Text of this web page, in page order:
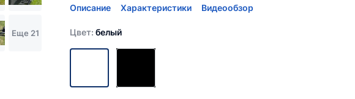
Еще 21
Описание Характеристики Видеообзор
Цвет: белый